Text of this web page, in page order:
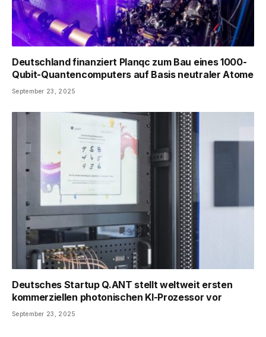
Deutschland finanziert Planqc zum Bau eines 1000-
Qubit-Quantencomputers auf Basis neutraler Atome
September 23, 2025
Deutsches Startup Q.ANT stellt weltweit ersten
kommerziellen photonischen KI-Prozessor vor
September 23, 2025